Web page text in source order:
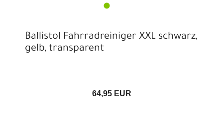
Ballistol Fahrradreiniger XXL schwarz,
gelb, transparent
64,95 EUR